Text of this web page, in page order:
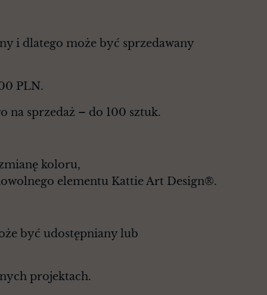
i dlatego może być sprzedawany
PLN.
na sprzedaż – do 100 sztuk.
koloru,
elementu Kattie Art Design®.
być udostępniany lub
projektach.